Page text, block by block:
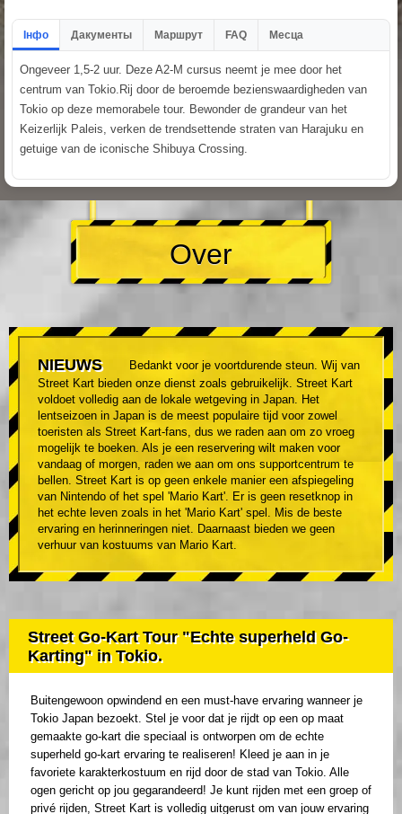
Інфо Дакументы Маршрут FAQ Месца
Ongeveer 1,5-2 uur. Deze A2-M cursus neemt je mee door het
centrum van Tokio.Rij door de beroemde bezienswaardigheden van
Tokio op deze memorabele tour. Bewonder de grandeur van het
Keizerlijk Paleis, verken de trendsettende straten van Harajuku en
getuige van de iconische Shibuya Crossing.
Over
NIEUWS
Bedankt voor je voortdurende steun. Wij van
Street Kart bieden onze dienst zoals gebruikelijk. Street Kart
voldoet volledig aan de lokale wetgeving in Japan. Het
lentseizoen in Japan is de meest populaire tijd voor zowel
toeristen als Street Kart-fans, dus we raden aan om zo vroeg
mogelijk te boeken. Als je een reservering wilt maken voor
vandaag of morgen, raden we aan om ons supportcentrum te
bellen. Street Kart is op geen enkele manier een afspiegeling
van Nintendo of het spel 'Mario Kart'. Er is geen resetknop in
het echte leven zoals in het 'Mario Kart' spel. Mis de beste
ervaring en herinneringen niet. Daarnaast bieden we geen
verhuur van kostuums van Mario Kart.
Street Go-Kart Tour "Echte superheld Go-
Karting" in Tokio.
Buitengewoon opwindend en een must-have ervaring wanneer je
Tokio Japan bezoekt. Stel je voor dat je rijdt op een op maat
gemaakte go-kart die speciaal is ontworpen om de echte
superheld go-kart ervaring te realiseren! Kleed je aan in je
favoriete karakterkostuum en rijd door de stad van Tokio. Alle
ogen gericht op jou gegarandeerd! Je kunt rijden met een groep of
privé rijden, Street Kart is volledig uitgerust om van jouw ervaring